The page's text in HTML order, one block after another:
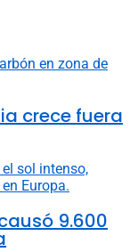
crece fuera
9.600